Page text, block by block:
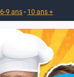
6-9 ans- 10 ans +